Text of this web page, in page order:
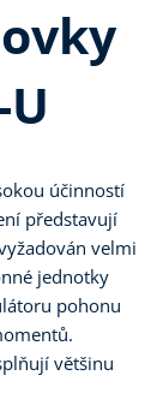
účinností
představují
velmi
jednotky
pohonu
většinu